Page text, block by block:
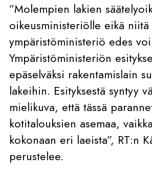
”Molempien lakien
oikeusministeriölle eikä niitä
ympäristöministeriö edes
Ympäristöministeriön
epäselväksi rakentamislain
lakeihin. Esityksestä syntyy
mielikuva, että tässä
kotitalouksien asemaa,
kokonaan eri laeista”, RT:n
perustelee.